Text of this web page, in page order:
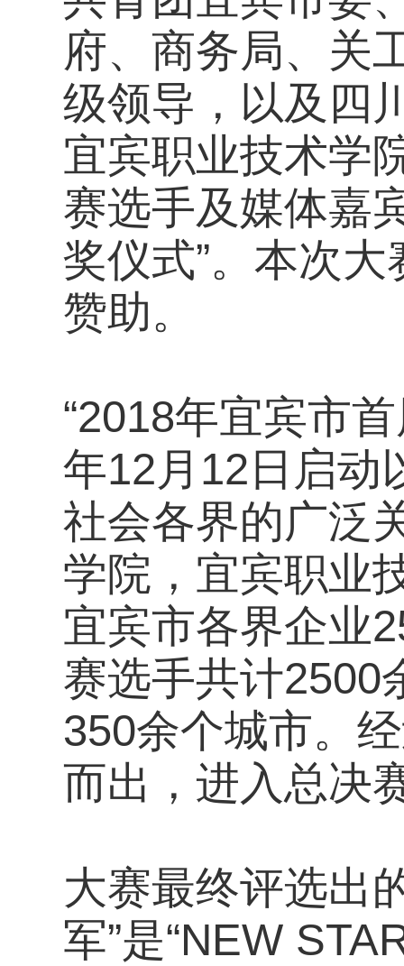
府、商务局、关
级领导，以及四
宜宾职业技术学
赛选手及媒体嘉
奖仪式”。本次
赞助。
“2018年宜宾市
年12月12日启动
社会各界的广泛
学院，宜宾职业
宜宾市各界企业
赛选手共计2500
350余个城市。
而出，进入总决
大赛最终评选出
军”是“NEW